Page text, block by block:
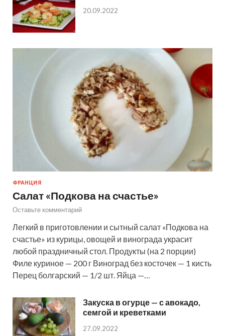
20.09.2022
ФРАНЦИЯ
Салат «Подкова на счастье»
Оставьте комментарий
Легкий в приготовлении и сытный салат «Подкова на
счастье» из курицы, овощей и винограда украсит
любой праздничный стол. Продукты (на 2 порции)
Филе куриное — 200 г Виноград без косточек — 1 кисть
Перец болгарский — 1/2 шт. Яйца —…
Закуска в огурце — с авокадо,
семгой и креветками
27.09.2022